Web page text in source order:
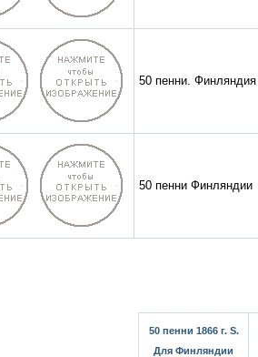
50 пенни. Финляндия
50 пенни Финляндии
50 пенни 1866 г. S.
Для Финляндии